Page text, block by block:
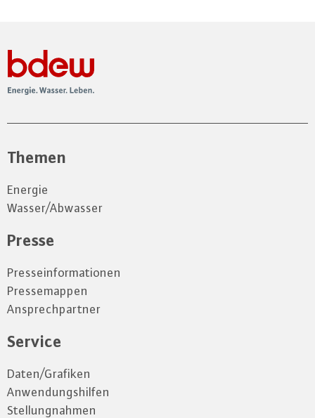
Themen
Energie
Wasser/Abwasser
Presse
Presseinformationen
Pressemappen
Ansprechpartner
Service
Daten/Grafiken
Anwendungshilfen
Stellungnahmen